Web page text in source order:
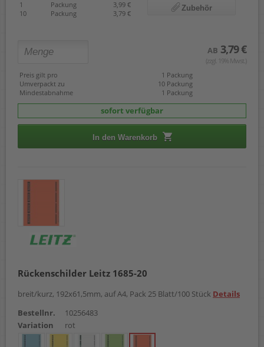
1
Packung
3,99 €
10
Packung 3,79 €
Zubehör
AB 3,79 €
(zzgl. 19% Mwst.)
Preis gilt pro
1 Packung
Umverpackt zu
10 Packung
Mindestabnahme
1 Packung
sofort verfügbar
In den Warenkorb
Rückenschilder Leitz 1685-20
breit/kurz, 192x61,5mm, auf A4, Pack 25 Blatt/100 Stück Details
Bestellnr.
10256483
Variation
rot